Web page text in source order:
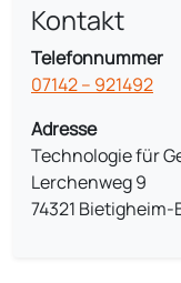
Kontakt
Telefonnummer
07142 – 921492
Adresse
Technologie für
Lerchenweg 9
74321